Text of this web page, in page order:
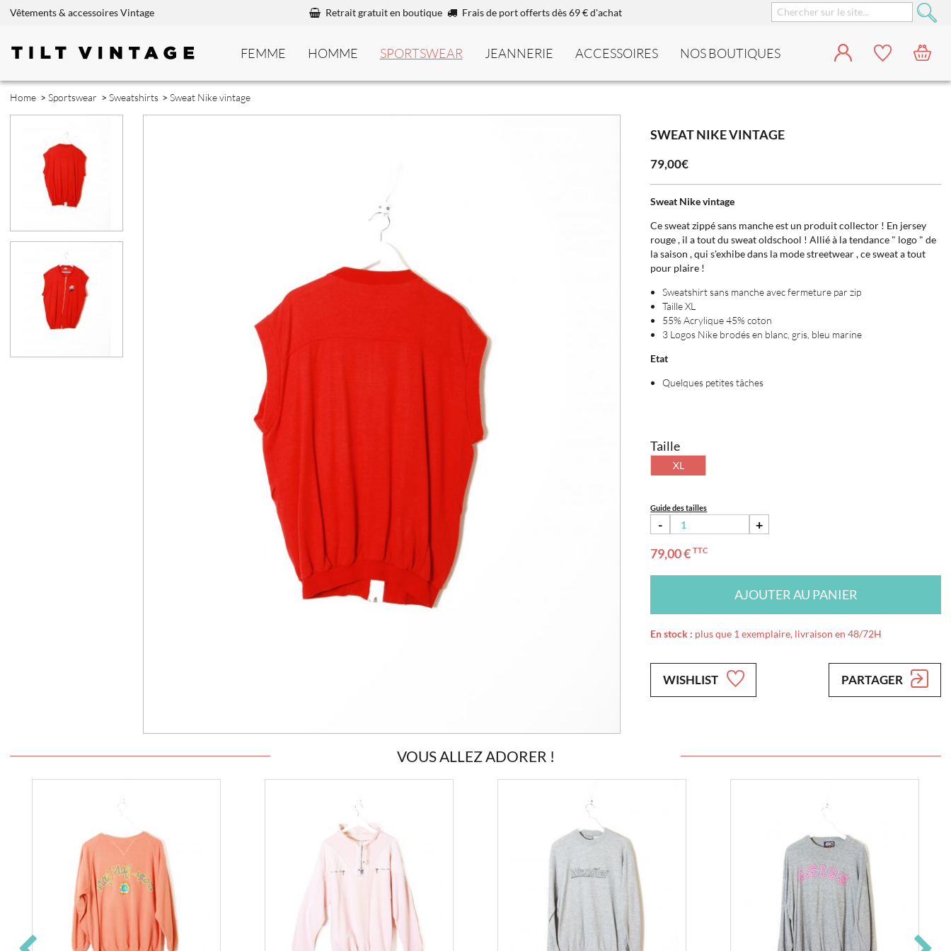
Vêtements & accessoires Vintage Retrait gratuit en boutique Frais de port offerts dès 69 € d'achat
FEMME HOMME SPORTSWEAR JEANNERIE ACCESSOIRES NOS BOUTIQUES
Home > Sportswear > Sweatshirts >Sweat Nike vintage
SWEAT NIKE VINTAGE
79,00€
Sweat Nike vintage
Ce sweat zippé sans manche est un produit collector ! En jersey
rouge , il a tout du sweat oldschool ! Allié à la tendance " logo " de
la saison , qui s'exhibe dans la mode streetwear , ce sweat a tout
pour plaire !
Sweatshirt sans manche avec fermeture par zip
Taille XL
55% Acrylique 45% coton
3 Logos Nike brodés en blanc, gris, bleu marine
Etat
Quelques petites tâches
Taille
XL
Guide des tailles
-
+
79,00 €TTC
AJOUTER AU PANIER
En stock : plus que 1 exemplaire, livraison en 48/72H
WISHLIST PARTAGER
VOUS ALLEZ ADORER !